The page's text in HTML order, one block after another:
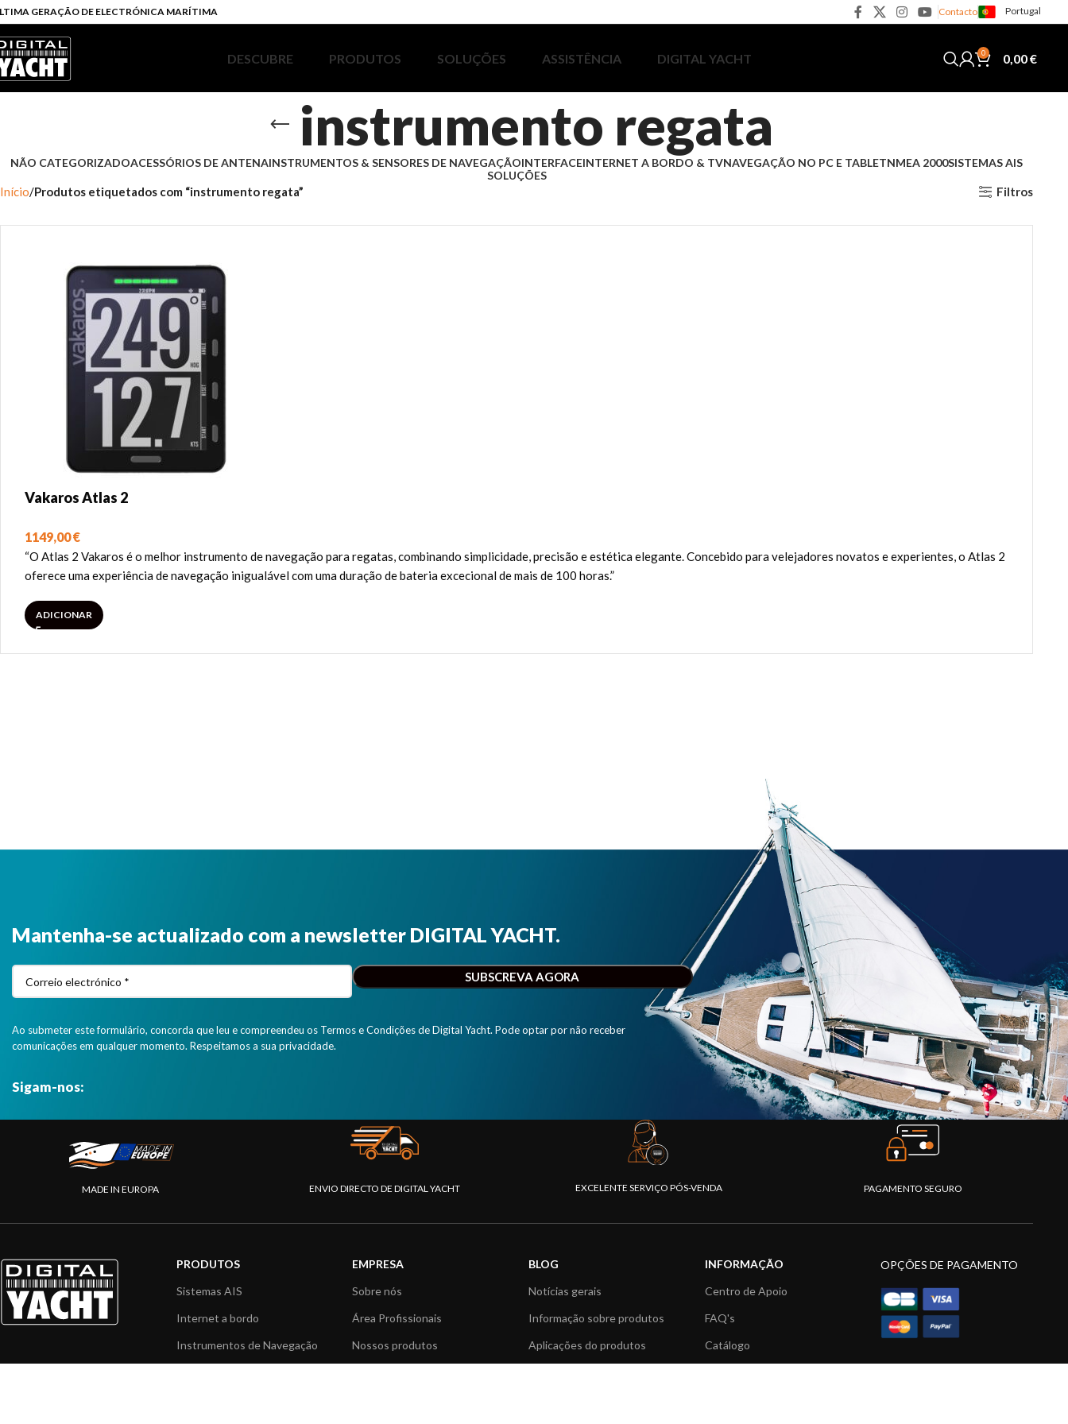
GERAÇÃO DE ELECTRÓNICA MARÍTIMA Contacto Portugal
DESCUBRE PRODUTOS SOLUÇÕES ASSISTÊNCIA DIGITAL YACHT 0 0,00€
instrumento regata
NÃO CATEGORIZADOACESSÓRIOS DE ANTENAINSTRUMENTOS & SENSORES DE NAVEGAÇÃOINTERFACEINTERNET A BORDO & TVNAVEGAÇÃO NO PC E TABLETNMEA 2000SISTEMAS AIS
SOLUÇÕES
Início Produtos etiquetados com “instrumento regata” Filtros
Vakaros Atlas 2
1149,00€
“O Atlas 2 Vakaros é o melhor instrumento de navegação para regatas, combinando simplicidade, precisão e estética elegante. Concebido para velejadores novatos e experientes, o Atlas 2
oferece uma experiência de navegação inigualável com uma duração de bateria excecional de mais de 100 horas.”
ADICIONAR
Mantenha-se actualizado com a newsletter DIGITAL YACHT.
Ao submeter este formulário, concorda que leu e compreendeu os Termos e Condições de Digital Yacht. Pode optar por não receber
comunicações em qualquer momento. Respeitamos a sua privacidade.
Sigam-nos:
MADE IN EUROPA ENVIO DIRECTO DE DIGITAL YACHT EXCELENTE SERVIÇO PÓS-VENDA PAGAMENTO SEGURO
PRODUTOS
Sistemas AIS
Internet a bordo
Instrumentos de Navegação
EMPRESA
Sobre nós
Área Profissionais
Nossos produtos
BLOG
Notícias gerais
Informação sobre produtos
Aplicações do produtos
INFORMAÇÃO
Centro de Apoio
FAQ's
Catálogo
OPÇÕES DE PAGAMENTO